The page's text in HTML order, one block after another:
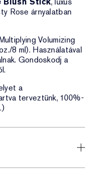
Rose árnyalatban
Volumizing
8 ml). Használatával
Gondoskodj a
a
terveztünk, 100%-